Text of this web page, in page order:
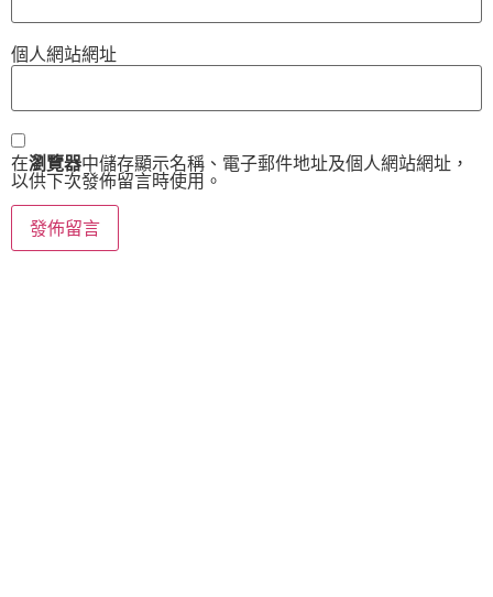
個人網站網址
在瀏覽器中儲存顯示名稱、電子郵件地址及個人網站網址，
以供下次發佈留言時使用。